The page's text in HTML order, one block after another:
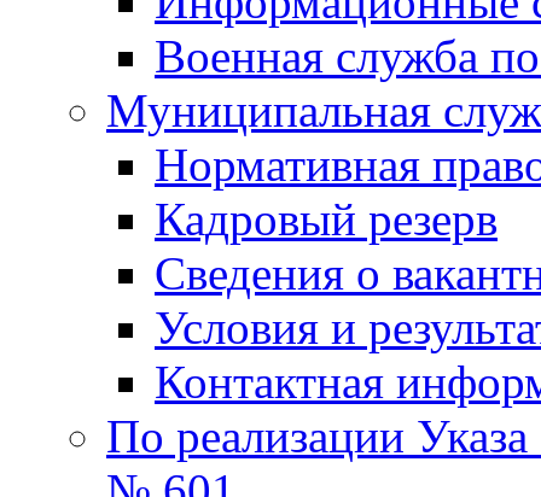
Военная служба
Муниципальная
Нормативная
Кадровый резерв
Сведения о
Условия и
Контактная
По реализации